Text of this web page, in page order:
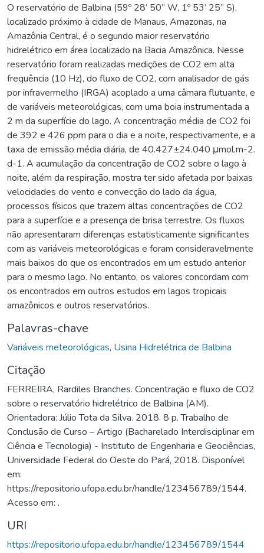
O reservatório de Balbina (59º 28’ 50’’ W, 1º 53’ 25’’ S),
localizado próximo à cidade de Manaus, Amazonas, na
Amazônia Central, é o segundo maior reservatório
hidrelétrico em área localizado na Bacia Amazônica. Nesse
reservatório foram realizadas medições de CO2 em alta
frequência (10 Hz), do fluxo de CO2, com analisador de gás
por infravermelho (IRGA) acoplado a uma câmara flutuante, e
de variáveis meteorológicas, com uma boia instrumentada a
2 m da superfície do lago. A concentração média de CO2 foi
de 392 e 426 ppm para o dia e a noite, respectivamente, e a
taxa de emissão média diária, de 40.427±24.040 μmol.m-2.
d-1. A acumulação da concentração de CO2 sobre o lago à
noite, além da respiração, mostra ter sido afetada por baixas
velocidades do vento e convecção do lado da água,
processos físicos que trazem altas concentrações de CO2
para a superfície e a presença de brisa terrestre. Os fluxos
não apresentaram diferenças estatisticamente significantes
com as variáveis meteorológicas e foram consideravelmente
mais baixos do que os encontrados em um estudo anterior
para o mesmo lago. No entanto, os valores concordam com
os encontrados em outros estudos em lagos tropicais
amazônicos e outros reservatórios.
Palavras-chave
Variáveis meteorológicas, Usina Hidrelétrica de Balbina
Citação
FERREIRA, Rardiles Branches. Concentração e fluxo de CO2
sobre o reservatório hidrelétrico de Balbina (AM).
Orientadora: Júlio Tota da Silva. 2018. 8 p. Trabalho de
Conclusão de Curso – Artigo (Bacharelado Interdisciplinar em
Ciência e Tecnologia) - Instituto de Engenharia e Geociências,
Universidade Federal do Oeste do Pará, 2018. Disponível
em:
https://repositorio.ufopa.edu.br/handle/123456789/1544.
Acesso em: .
URI
https://repositorio.ufopa.edu.br/handle/123456789/1544